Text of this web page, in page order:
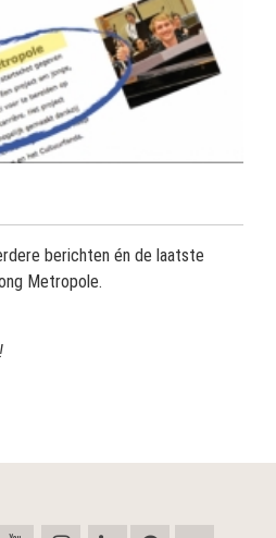
berichten én de laatste
Metropole.